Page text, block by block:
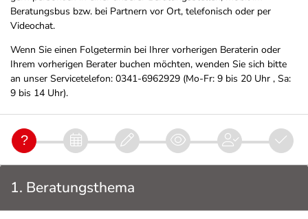
Beratungsbus bzw. bei Partnern vor Ort, telefonisch oder per
Videochat.
Wenn Sie einen Folgetermin bei Ihrer vorherigen Beraterin oder
Ihrem vorherigen Berater buchen möchten, wenden Sie sich bitte
an unser Servicetelefon: 0341-6962929 (Mo-Fr: 9 bis 20 Uhr , Sa:
9 bis 14 Uhr).
1. Beratungsthema